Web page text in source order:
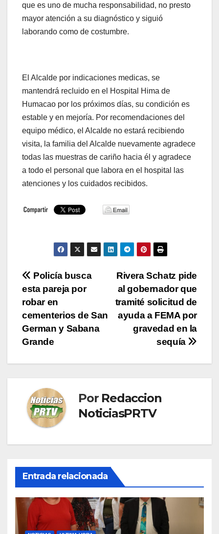
que es uno de mucha responsabilidad, no presto
mayor atención a su diagnóstico y siguió
laborando como de costumbre.
El Alcalde por indicaciones medicas, se
mantendrá recluido en el Hospital Hima de
Humacao por los próximos días, su condición es
estable y en mejoría. Por recomendaciones del
equipo médico, el Alcalde no estará recibiendo
visita, la familia del Alcalde nuevamente agradece
todas las muestras de cariño hacia él y agradece
a todo el personal que labora en el hospital las
atenciones y los cuidados recibidos.
Navegación
de
entradas
Rivera Schatz pide
al gobernador que
tramité solicitud de
ayuda a FEMA por
gravedad en la
sequía
Policía busca
esta pareja por
robar en
cementerios de San
German y Sabana
Grande
Por Redaccion
NoticiasPRTV
Entrada relacionada